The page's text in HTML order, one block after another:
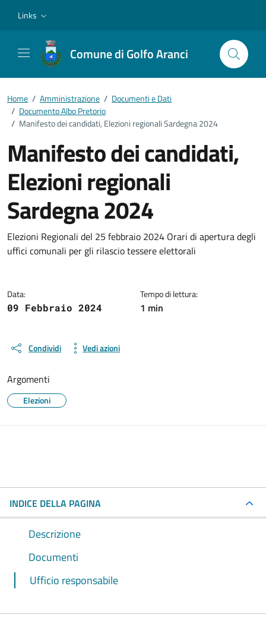
Links
Comune di Golfo Aranci
Home / Amministrazione / Documenti e Dati
/ Documento Albo Pretorio
/ Manifesto dei candidati, Elezioni regionali Sardegna 2024
Manifesto dei candidati,
Elezioni regionali
Sardegna 2024
Dettagli del documento
Elezioni Regionali del 25 febbraio 2024 Orari di apertura degli
uffici comunali per gli rilascio tessere elettorali
Data:
09 Febbraio 2024
Tempo di lettura:
1 min
Condividi Vedi azioni
Argomenti
Elezioni
INDICE DELLA PAGINA
Descrizione
Documenti
Ufficio responsabile